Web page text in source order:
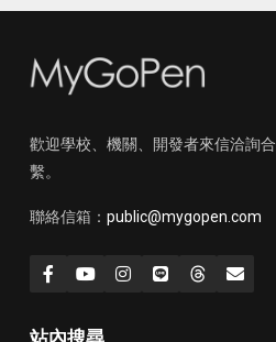
歡迎學校、機關、開發者來信洽詢
繫。
聯絡信箱： public@mygopen.com
站內搜尋